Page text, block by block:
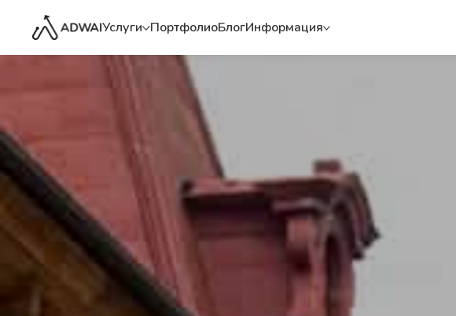
Услуги ПортфолиоБлогИнформация